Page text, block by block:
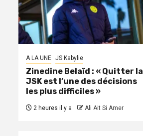
A LA UNE JS Kabylie
Zinedine Belaïd : « Quitter la
JSK est l’une des décisions
les plus difficiles »
2 heures il y a Ali Ait Si Amer